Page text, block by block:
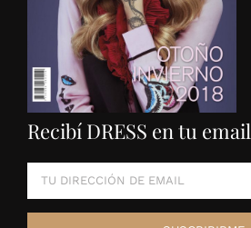
Recibí DRESS en tu email